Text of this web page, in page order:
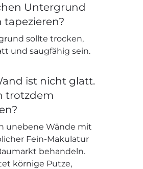
Untergrund
tapezieren?
sollte trocken,
und saugfähig sein.
ist nicht glatt.
trotzdem
unebene Wände mit
Fein-Makulatur
behandeln.
körnige Putze,